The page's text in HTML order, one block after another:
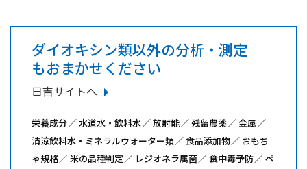
ダイオキシン類以外の分析・測定
もおまかせください
日吉サイトへ
栄養成分 水道水・飲料水 放射能 残留農薬
金属
清涼飲料水・ミネラルウォーター類
食品添加物
おもち
ゃ規格
米の品種判定 レジオネラ属菌 食中毒予防
ペ